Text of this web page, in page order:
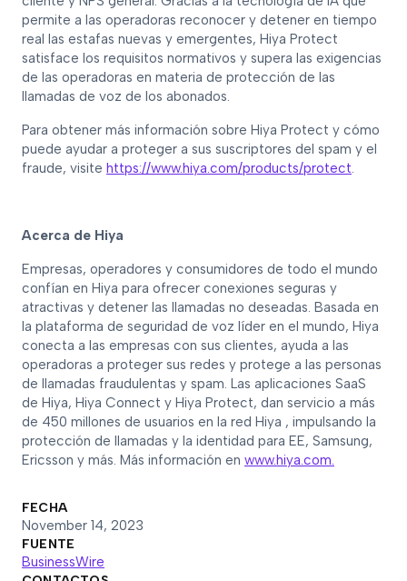
permite a las operadoras reconocer y detener en tiempo
real las estafas nuevas y emergentes, Hiya Protect
satisface los requisitos normativos y supera las exigencias
de las operadoras en materia de protección de las
llamadas de voz de los abonados.
Para obtener más información sobre Hiya Protect y cómo
puede ayudar a proteger a sus suscriptores del spam y el
fraude, visite https://www.hiya.com/products/protect.
Acerca de Hiya
Empresas, operadores y consumidores de todo el mundo
confían en Hiya para ofrecer conexiones seguras y
atractivas y detener las llamadas no deseadas. Basada en
la plataforma de seguridad de voz líder en el mundo, Hiya
conecta a las empresas con sus clientes, ayuda a las
operadoras a proteger sus redes y protege a las personas
de llamadas fraudulentas y spam. Las aplicaciones SaaS
de Hiya, Hiya Connect y Hiya Protect, dan servicio a más
de 450 millones de usuarios en la red Hiya , impulsando la
protección de llamadas y la identidad para EE, Samsung,
Ericsson y más. Más información en www.hiya.com.
FECHA
November 14, 2023
FUENTE
BusinessWire